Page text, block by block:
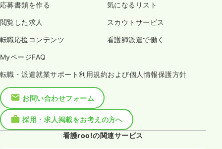
応募書類を作る 気になるリスト
閲覧した求人 スカウトサービス
転職応援コンテンツ 看護師派遣で働く
MyページFAQ
転職・派遣就業サポート利用規約および個人情報保護方針
お問い合わせフォーム
採用・求人掲載をお考えの方へ
看護roo!の関連サービス